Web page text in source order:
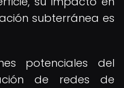
subterránea es
potenciales del
de redes de